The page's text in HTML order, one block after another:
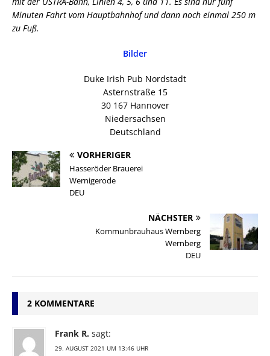
Minuten Fahrt vom Hauptbahnhof und dann noch einmal 250 m
zu Fuß.
Bilder
Duke Irish Pub Nordstadt
Asternstraße 15
30 167 Hannover
Niedersachsen
Deutschland
VORHERIGER
Hasseröder Brauerei
Wernigerode
DEU
NÄCHSTER
Kommunbrauhaus Wernberg
Wernberg
DEU
2 KOMMENTARE
Frank R. sagt:
29. AUGUST 2021 UM 13:46 UHR